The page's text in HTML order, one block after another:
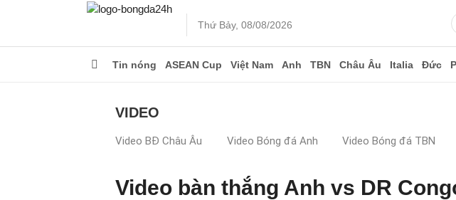
Thứ Bảy, 08/08/2026
Tin nóng ASEAN Cup Việt Nam Anh TBN Châu Âu Italia Đức
VIDEO
Video BĐ Châu Âu Video Bóng đá Anh Video Bóng đá TBN
Video bàn thắng Anh vs DR